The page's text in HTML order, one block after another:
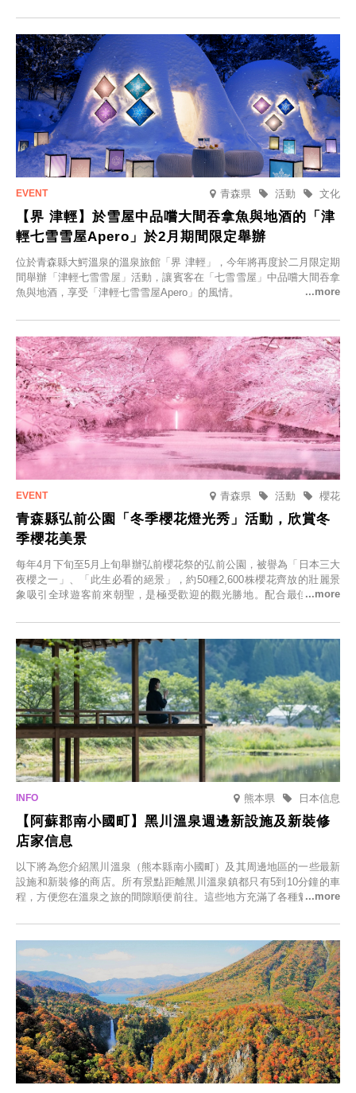
人的旅館，您才能在此與重要的人共度獨一無二的特別時光。
青森県 文化
活動
【界 津輕】於雪屋中品嚐大間吞拿魚與地酒的「津
輕七雪雪屋Apero」於2月期間限定舉辦
位於青森縣大鰐溫泉的溫泉旅館「界 津輕」，今年將再度於二月限定期
間舉辦「津輕七雪雪屋」活動，讓賓客在「七雪雪屋」中品嚐大間吞拿
魚與地酒，享受「津輕七雪雪屋Apero」的風情。
青森県 櫻花
活動
青森縣弘前公園「冬季櫻花燈光秀」活動，欣賞冬
季櫻花美景
每年4月下旬至5月上旬舉辦弘前櫻花祭的弘前公園，被譽為「日本三大
夜櫻之一」、「此生必看的絕景」，約50種2,600株櫻花齊放的壯麗景
象吸引全球遊客前來朝聖，是極受歡迎的觀光勝地。配合最佳觀雪時
「冬季櫻花燈光秀」。
熊本県 日本信息
【阿蘇郡南小國町】黑川溫泉週邊新設施及新裝修
店家信息
以下將為您介紹黑川溫泉（熊本縣南小國町）及其周邊地區的一些最新
設施和新裝修的商店。所有景點距離黑川溫泉鎮都只有5到10分鐘的車
程，方便您在溫泉之旅的間隙順便前往。這些地方充滿了各種魅力，包
食材的餐廳。讓您體驗黑川溫泉的全新樂趣。